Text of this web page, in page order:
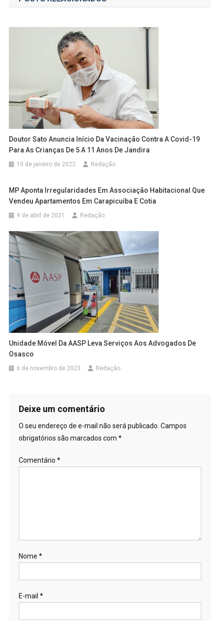
Post
Doutor Sato Anuncia Início Da Vacinação Contra A Covid-19
Para As Crianças De 5 A 11 Anos De Jandira
15 de janeiro de 2022 Redação
MP Aponta Irregularidades Em Associação Habitacional Que
Vendeu Apartamentos Em Carapicuíba E Cotia
9 de abril de 2021 Redação
Unidade Móvel Da AASP Leva Serviços Aos Advogados De
Osasco
6 de novembro de 2023 Redação
Deixe um comentário
O seu endereço de e-mail não será publicado. Campos
obrigatórios são marcados com *
Comentário *
Nome *
E-mail *